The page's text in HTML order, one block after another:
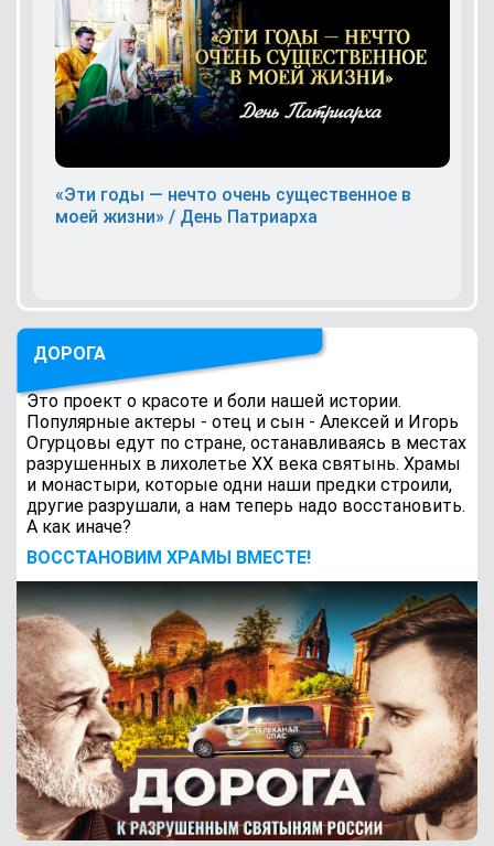
«Эти годы — нечто очень существенное в
моей жизни» / День Патриарха
ДОРОГА
Это проект о красоте и боли нашей истории.
Популярные актеры - отец и сын - Алексей и Игорь
Огурцовы едут по стране, останавливаясь в местах
разрушенных в лихолетье ХХ века святынь. Храмы
и монастыри, которые одни наши предки строили,
другие разрушали, а нам теперь надо восстановить.
А как иначе?
ВОCСТАНОВИМ ХРАМЫ ВМЕСТЕ!